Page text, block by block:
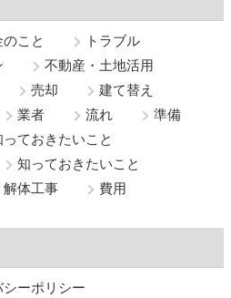
のこと
トラブル
不動産・土地活用
売却
建て替え
業者 流れ
準備
っておきたいこと
知っておきたいこと
解体工事 費用
シーポリシー